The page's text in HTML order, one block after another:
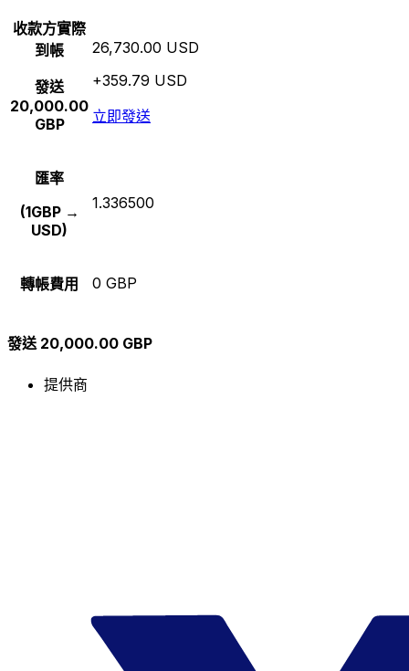
收款方實際
到帳
發送
20,000.00
GBP
26,730.00 USD
+359.79 USD
立即發送
匯率
(1GBP →
USD)
1.336500
轉帳費用 0 GBP
發送 20,000.00 GBP
提供商